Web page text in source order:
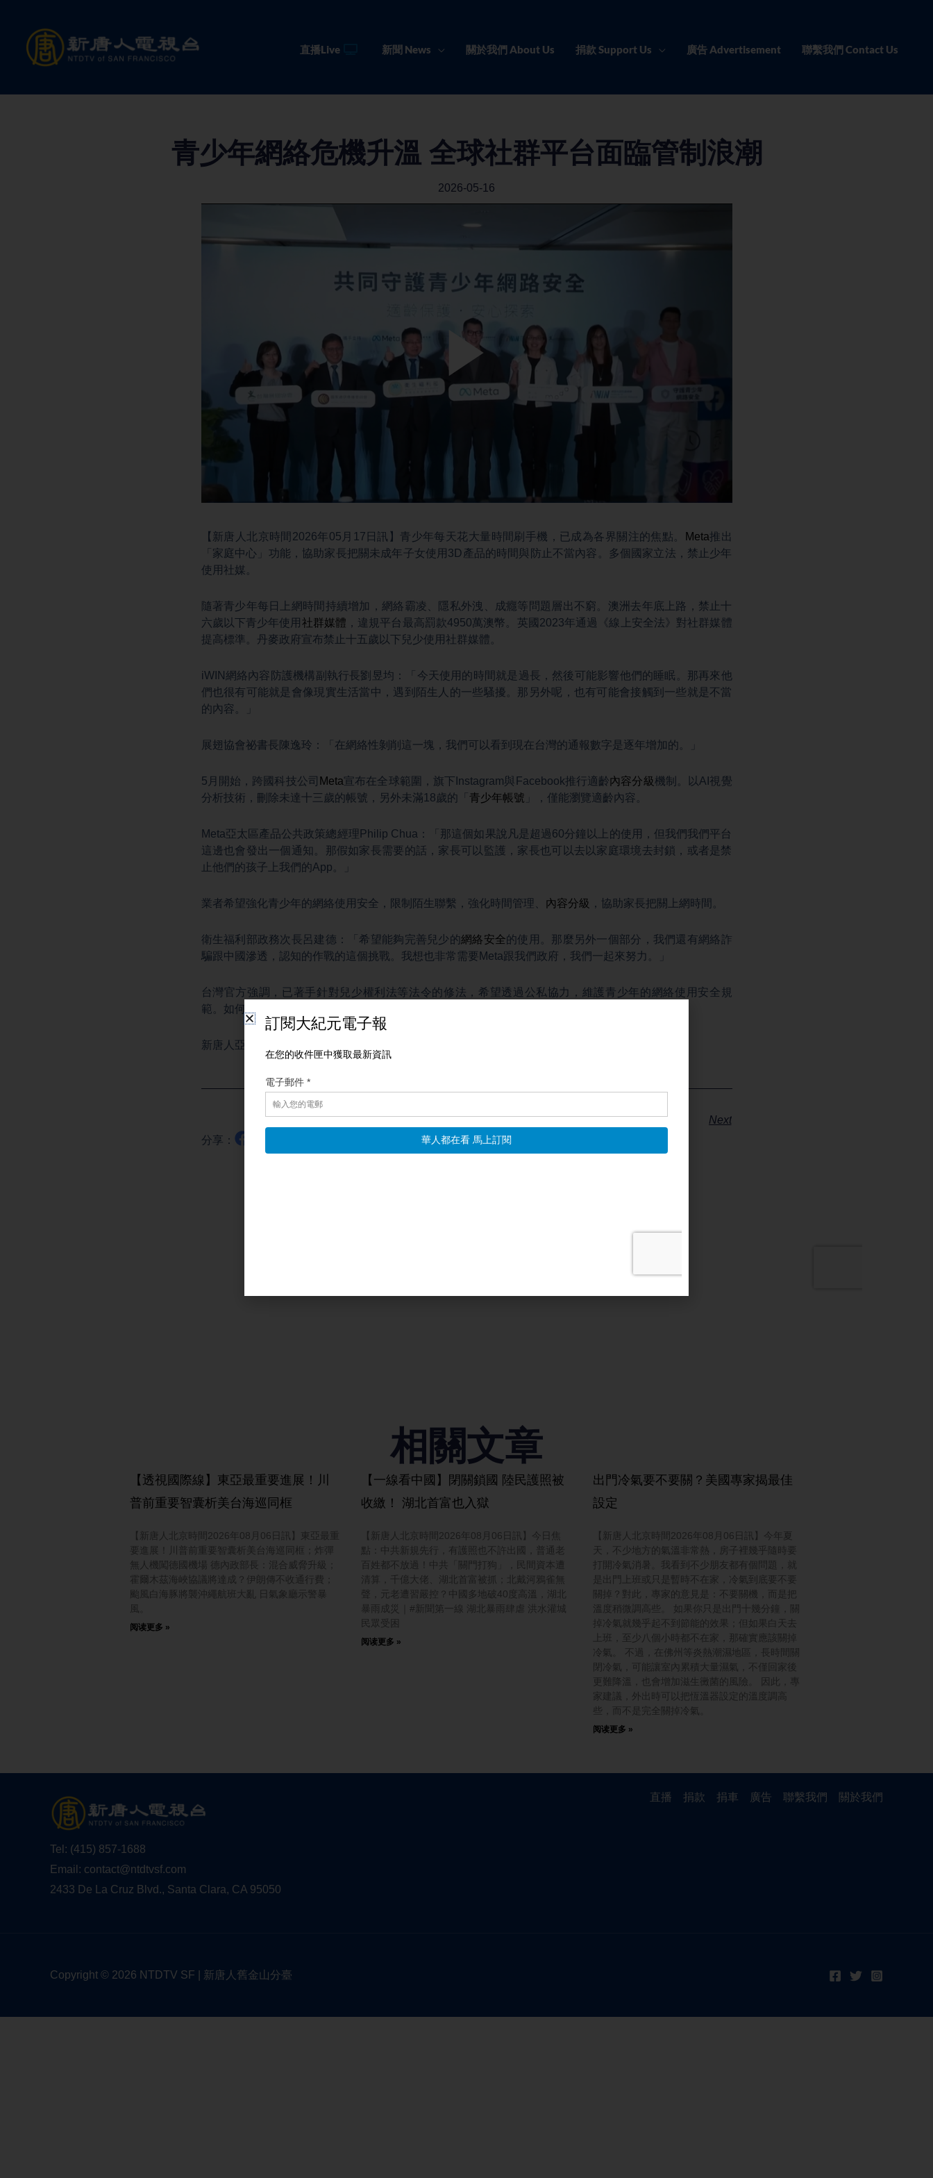
content
直播Live 新聞 News 關於我們 About Us 捐款 Support Us 廣告 Advertisement 聯繫我們 Contact Us
青少年網絡危機升溫 全球社群平台面臨管制浪潮
2026-05-16
【新唐人北京時間2026年05月17日訊】青少年每天花大量時間刷手機，已成為各界關注的焦點。 Meta推出
「家庭中心」功能，協助家長把關未成年子女使用3D產品的時間與防止不當內容。多個國家立法，禁止少年
使用社媒。
隨著青少年每日上網時間持續增加，網絡霸凌、隱私外洩、成癮等問題層出不窮。澳洲去年底上路，禁止十
六歲以下青少年使用 社群媒體 ，違規平台最高罰款4950萬澳幣。英國2023年通過《線上安全法》對社群媒體
提高標準。丹麥政府宣布禁止十五歲以下兒少使用社群媒體。
iWIN網絡內容防護機構副執行長劉昱均：「今天使用的時間就是過長，然後可能影響他們的睡眠。那再來他
們也很有可能就是會像現實生活當中，遇到陌生人的一些騷擾。那另外呢，也有可能會接觸到一些就是不當
的內容。」
展翅協會祕書長陳逸玲：「在網絡性剝削這一塊，我們可以看到現在台灣的通報數字是逐年增加的。」
5月開始，跨國科技公司 Meta宣布在全球範圍，旗下Instagram與Facebook推行適齡內容分級機制。以AI視覺
分析技術，刪除未達十三歲的帳號，另外未滿18歲的「 青少年帳號 」，僅能瀏覽適齡內容。
Meta亞太區產品公共政策總經理Philip Chua：「那這個如果說凡是超過60分鐘以上的使用，但我們我們平台
這邊也會發出一個通知。那假如家長需要的話，家長可以監護，家長也可以去以家庭環境去封鎖，或者是禁
止他們的孩子上我們的App。」
業者希望強化青少年的網絡使用安全，限制陌生聯繫，強化時間管理、 內容分級 ，協助家長把關上網時間。
衛生福利部政務次長呂建德：「希望能夠完善兒少的網絡安全的使用。那麼另外一個部分，我們還有網絡詐
騙跟中國滲透，認知的作戰的這個挑戰。我想也非常需要Meta跟我們政府，我們一起來努力。」
台灣官方強調，已著手針對兒少權利法等法令的修法，希望透過公私協力，維護青少年的網絡使用安全規
範。如何運用技術，防止有害內容，成了社群平台不容忽視課題。
新唐人亞太電視高健倫、沈唯同台灣台北報導
Next
分享：
相關文章
【透視國際線】東亞最重要進展！川
普前重要智囊析美台海巡同框
【新唐人北京時間2026年08月06日訊】東亞最重
要進展！川普前重要智囊析美台海巡同框；炸彈
無人機闖德國機場 德內政部長：混合威脅升級；
霍爾木茲海峽協議將達成？伊朗傳不收通行費；
颱風白海豚將襲沖繩航班大亂 日氣象廳示警暴
風。
阅读更多 »
【一線看中國】閉關鎖國 陸民護照被
收繳！ 湖北首富也入獄
【新唐人北京時間2026年08月06日訊】今日焦
點：中共新規先行，有護照也不許出國，普通老
百姓都不放過！中共「關門打狗」，民間資本遭
清算，千億大佬、湖北首富被抓；北戴河鴉雀無
聲，元老遭習嚴控？中國多地破40度高溫，湖北
暴雨成災｜#新聞第一線 湖北暴雨肆虐 洪水灌城
民眾受困
阅读更多 »
出門冷氣要不要關？美國專家揭最佳
設定
【新唐人北京時間2026年08月06日訊】今年夏
天，不少地方的氣溫非常熱，房子裡幾乎隨時要
打開冷氣消暑。我看到不少朋友都有個問題，就
是出門上班或只是暫時不在家，冷氣到底要不要
關掉？對此，專家的意見是：不要關機，而是把
溫度稍微調高些。 如果你只是出門十幾分鐘，關
掉冷氣就幾乎起不到節能的效果；但如果白天去
上班，至少八個小時都不在家，那確實應該關掉
冷氣。 不過，在佛州等炎熱潮濕地區，長時間關
閉冷氣，可能讓室內累積大量濕氣，不僅回家後
更難降溫，也會增加滋生黴菌的風險。 因此，專
家建議，外出時可以把恆溫器設定的溫度調高
些，而不是完全關掉冷氣。
阅读更多 »
Tel: (415) 857-1688
Email: contact@ntdtvsf.com
2433 De La Cruz Blvd., Santa Clara, CA 95050
直播 捐款 捐車 廣告 聯繫我們 關於我們
Copyright © 2026 NTDTV SF | 新唐人舊金山分臺